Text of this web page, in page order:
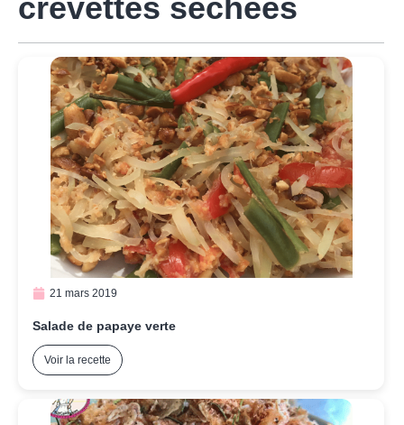
crevettes séchées
21 mars 2019
Salade de papaye verte
Voir la recette